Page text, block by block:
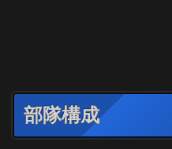
部隊構成